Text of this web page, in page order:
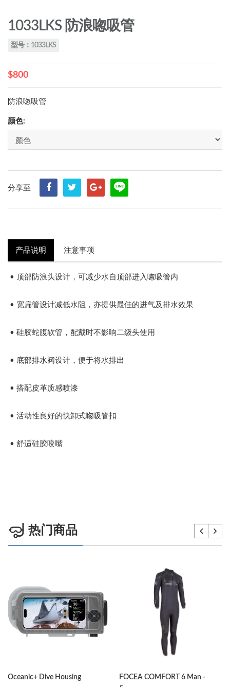
1033LKS 防浪唿吸管
型号：1033LKS
$800
防浪唿吸管
颜色:
分享至
产品说明 注意事项
• 顶部防浪头设计，可减少水自顶部进入唿吸管内
• 宽扁管设计减低水阻，亦提供最佳的进气及排水效果
• 硅胶蛇腹软管，配戴时不影响二级头使用
• 底部排水阀设计，便于将水排出
• 搭配皮革质感喷漆
• 活动性良好的快卸式唿吸管扣
• 舒适硅胶咬嘴
热门商品
Oceanic+ Dive Housing
FOCEA COMFORT 6 Man -